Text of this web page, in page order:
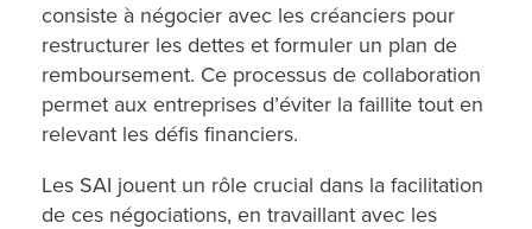
consiste à négocier avec les créanciers pour
restructurer les dettes et formuler un plan de
remboursement. Ce processus de collaboration
permet aux entreprises d’éviter la faillite tout en
relevant les défis financiers.
Les SAI jouent un rôle crucial dans la facilitation
de ces négociations, en travaillant avec les